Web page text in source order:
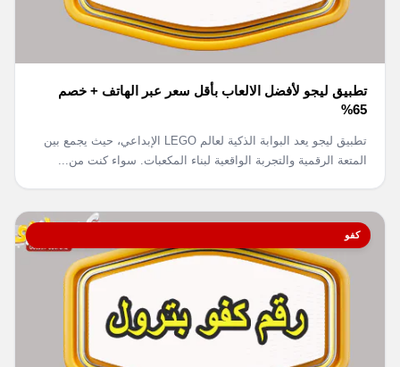
تطبيق ليجو لأفضل الالعاب بأقل سعر عبر الهاتف + خصم
65%
تطبيق ليجو يعد البوابة الذكية لعالم LEGO الإبداعي، حيث يجمع بين
المتعة الرقمية والتجربة الواقعية لبناء المكعبات. سواء كنت من...
كفو